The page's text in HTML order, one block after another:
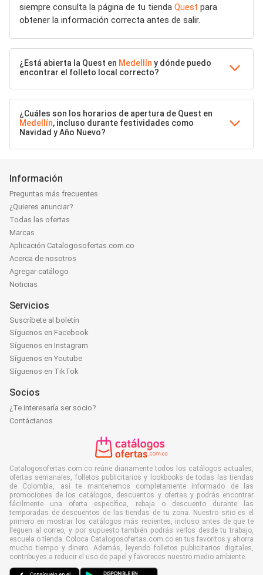
siempre consulta la página de tu tienda Quest para
obtener la información correcta antes de salir.
¿Está abierta la Quest en Medellín y dónde puedo
encontrar el folleto local correcto?
¿Cuáles son los horarios de apertura de Quest en
Medellín, incluso durante festividades como
Navidad y Año Nuevo?
Información
Preguntas más frecuentes
¿Quieres anunciar?
Todas las ofertas
Marcas
Aplicación Catalogosofertas.com.co
Acerca de nosotros
Agregar catálogo
Noticias
Servicios
Suscríbete al boletín
Síguenos en Facebook
Síguenos en Instagram
Síguenos en Youtube
Síguenos en TikTok
Socios
¿Te interesaría ser socio?
Contáctanos
Catalogosofertas.com.co reúne diariamente todos los catálogos actuales,
ofertas semanales, folletos publicitarios y lookbooks de todas las tiendas
de Colombia, así te mantenemos completamente informado de las
promociones de los catálogos, descuentos y ofertas y podrás encontrar
fácilmente una oferta específica, rebaja o descuento durante las
temporadas de descuentos de las tiendas de tu zona. Nuestro sitio es el
primero en mostrar los catálogos más recientes, incluso antes de que te
lleguen al correo, y por supuesto también podrás verlos desde tu trabajo,
escuela o tienda. Coloca Catalogosofertas.com.co en tus favoritos y ahorra
mucho tiempo y dinero. Además, leyendo folletos publicitarios digitales,
contribuyes a reducir el uso de papel y favoreces nuestro medio ambiente.